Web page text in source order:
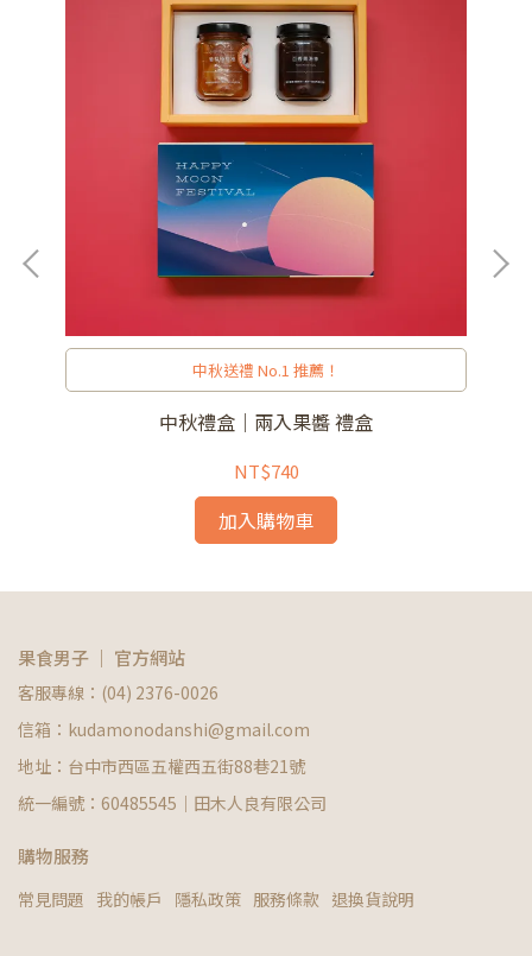
中秋送禮 No.1 推薦！
中秋禮盒｜兩入果醬 禮盒
NT$740
加入購物車
果食男子 ｜ 官方網站
客服專線：(04) 2376-0026
信箱：kudamonodanshi@gmail.com
地址：台中市西區五權西五街88巷21號
統一編號：60485545｜田木人良有限公司
購物服務
常見問題 我的帳戶 隱私政策 服務條款 退換貨說明